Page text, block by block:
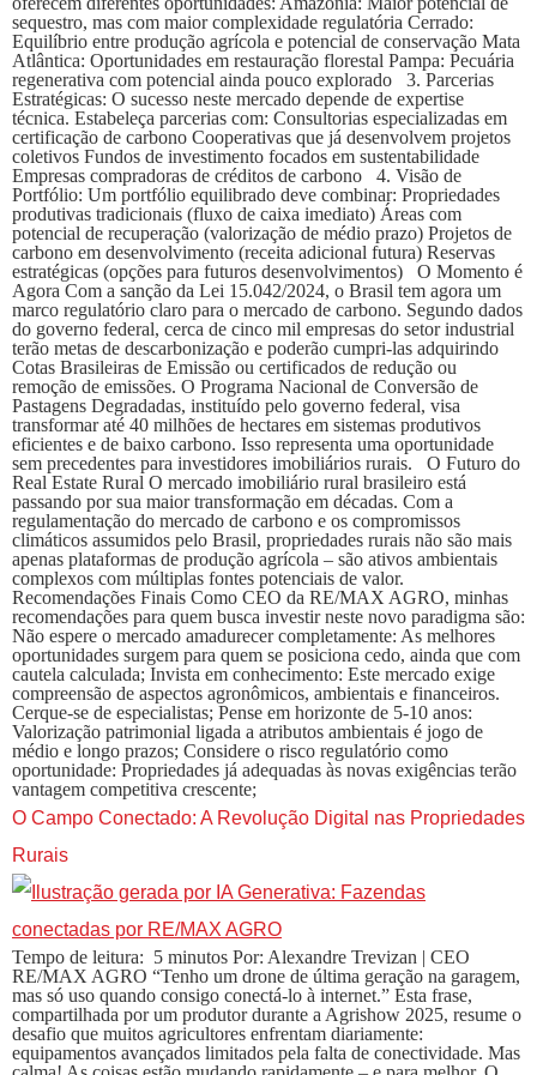
sequestro, mas com maior complexidade regulatória Cerrado:
Equilíbrio entre produção agrícola e potencial de conservação Mata
Atlântica: Oportunidades em restauração florestal Pampa: Pecuária
regenerativa com potencial ainda pouco explorado 3. Parcerias
Estratégicas: O sucesso neste mercado depende de expertise
técnica. Estabeleça parcerias com: Consultorias especializadas em
certificação de carbono Cooperativas que já desenvolvem projetos
coletivos Fundos de investimento focados em sustentabilidade
Empresas compradoras de créditos de carbono 4. Visão de
Portfólio: Um portfólio equilibrado deve combinar: Propriedades
produtivas tradicionais (fluxo de caixa imediato) Áreas com
potencial de recuperação (valorização de médio prazo) Projetos de
carbono em desenvolvimento (receita adicional futura) Reservas
estratégicas (opções para futuros desenvolvimentos) O Momento é
Agora Com a sanção da Lei 15.042/2024, o Brasil tem agora um
marco regulatório claro para o mercado de carbono. Segundo dados
do governo federal, cerca de cinco mil empresas do setor industrial
terão metas de descarbonização e poderão cumpri-las adquirindo
Cotas Brasileiras de Emissão ou certificados de redução ou
remoção de emissões. O Programa Nacional de Conversão de
Pastagens Degradadas, instituído pelo governo federal, visa
transformar até 40 milhões de hectares em sistemas produtivos
eficientes e de baixo carbono. Isso representa uma oportunidade
sem precedentes para investidores imobiliários rurais. O Futuro do
Real Estate Rural O mercado imobiliário rural brasileiro está
passando por sua maior transformação em décadas. Com a
regulamentação do mercado de carbono e os compromissos
climáticos assumidos pelo Brasil, propriedades rurais não são mais
apenas plataformas de produção agrícola – são ativos ambientais
complexos com múltiplas fontes potenciais de valor.
Recomendações Finais Como CEO da RE/MAX AGRO, minhas
recomendações para quem busca investir neste novo paradigma são:
Não espere o mercado amadurecer completamente: As melhores
oportunidades surgem para quem se posiciona cedo, ainda que com
cautela calculada; Invista em conhecimento: Este mercado exige
compreensão de aspectos agronômicos, ambientais e financeiros.
Cerque-se de especialistas; Pense em horizonte de 5-10 anos:
Valorização patrimonial ligada a atributos ambientais é jogo de
médio e longo prazos; Considere o risco regulatório como
oportunidade: Propriedades já adequadas às novas exigências terão
vantagem competitiva crescente;
O Campo Conectado: A Revolução Digital nas Propriedades
Rurais
Tempo de leitura: 5 minutos Por: Alexandre Trevizan | CEO
RE/MAX AGRO “Tenho um drone de última geração na garagem,
mas só uso quando consigo conectá-lo à internet.” Esta frase,
compartilhada por um produtor durante a Agrishow 2025, resume o
desafio que muitos agricultores enfrentam diariamente:
equipamentos avançados limitados pela falta de conectividade. Mas